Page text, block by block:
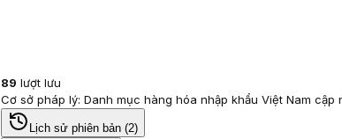
89 lượt lưu
Cơ sở pháp lý: Danh mục hàng hóa nhập khẩu Việt Nam cập
Lịch sử phiên bản (2)